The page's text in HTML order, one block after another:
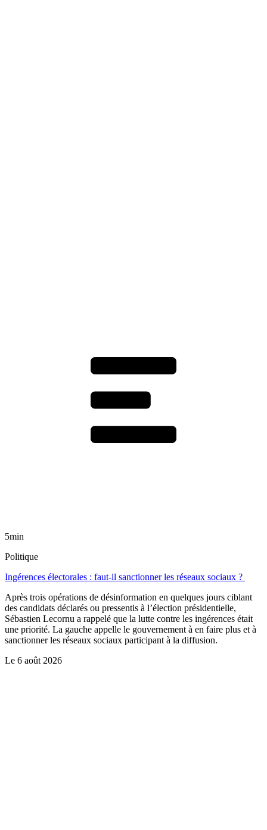
5min
Politique
Ingérences électorales : faut-il sanctionner les réseaux sociaux ?
Après trois opérations de désinformation en quelques jours ciblant
des candidats déclarés ou pressentis à l’élection présidentielle,
Sébastien Lecornu a rappelé que la lutte contre les ingérences était
une priorité. La gauche appelle le gouvernement à en faire plus et à
sanctionner les réseaux sociaux participant à la diffusion.
Le 6 août 2026